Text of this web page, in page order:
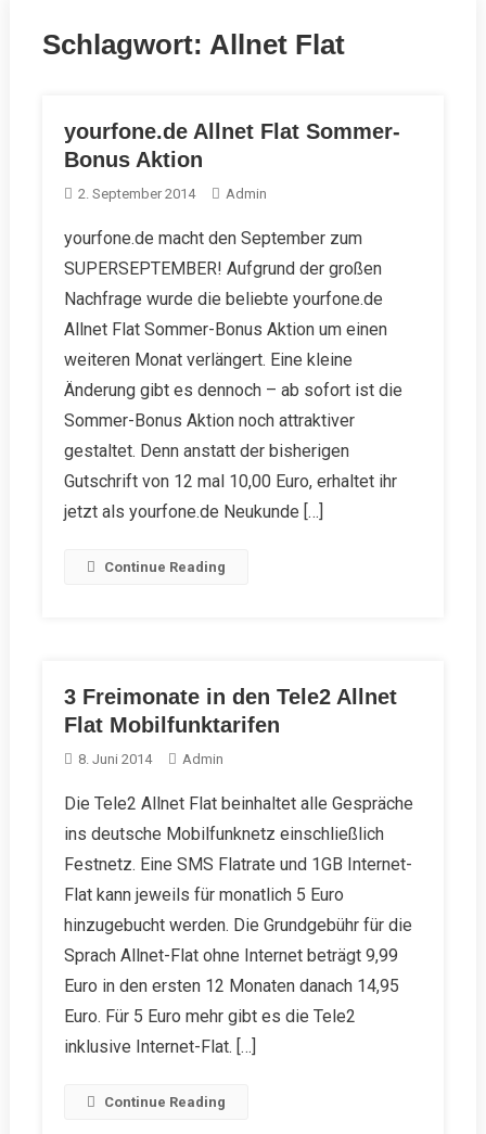
Schlagwort: Allnet Flat
yourfone.de Allnet Flat Sommer-
Bonus Aktion
2. September 2014 Admin
yourfone.de macht den September zum
SUPERSEPTEMBER! Aufgrund der großen
Nachfrage wurde die beliebte yourfone.de
Allnet Flat Sommer-Bonus Aktion um einen
weiteren Monat verlängert. Eine kleine
Änderung gibt es dennoch – ab sofort ist die
Sommer-Bonus Aktion noch attraktiver
gestaltet. Denn anstatt der bisherigen
Gutschrift von 12 mal 10,00 Euro, erhaltet ihr
jetzt als yourfone.de Neukunde […]
Continue Reading
3 Freimonate in den Tele2 Allnet
Flat Mobilfunktarifen
8. Juni 2014 Admin
Die Tele2 Allnet Flat beinhaltet alle Gespräche
ins deutsche Mobilfunknetz einschließlich
Festnetz. Eine SMS Flatrate und 1GB Internet-
Flat kann jeweils für monatlich 5 Euro
hinzugebucht werden. Die Grundgebühr für die
Sprach Allnet-Flat ohne Internet beträgt 9,99
Euro in den ersten 12 Monaten danach 14,95
Euro. Für 5 Euro mehr gibt es die Tele2
inklusive Internet-Flat. […]
Continue Reading